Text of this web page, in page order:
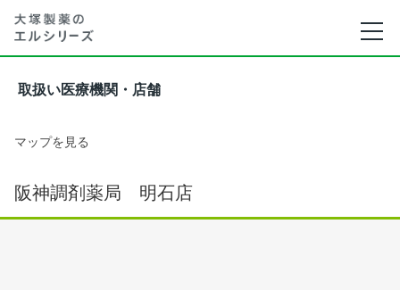
取扱い医療機関・店舗
マップを見る
阪神調剤薬局 明石店